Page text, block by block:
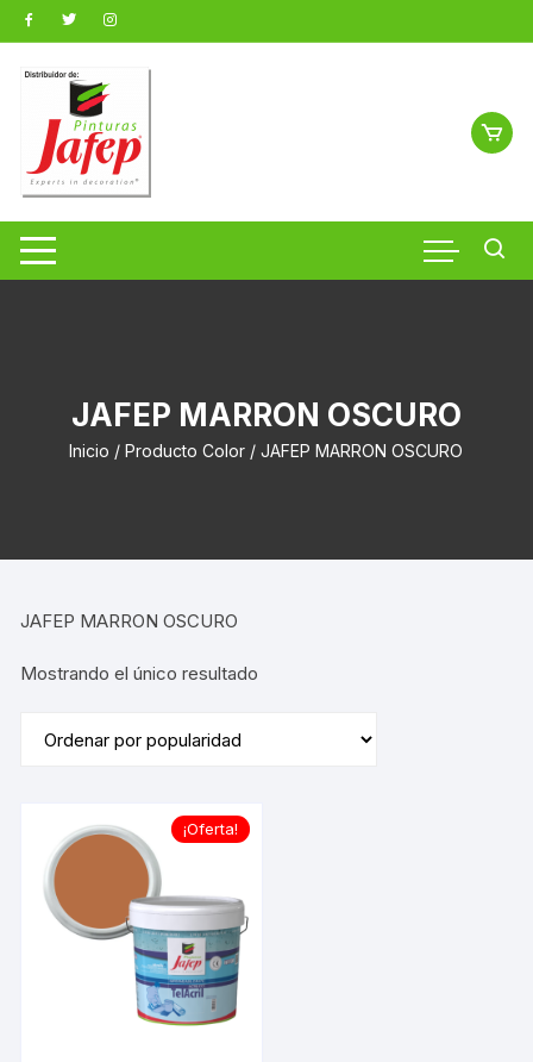
Saltar
al
contenido
JAFEP MARRON OSCURO
Inicio / Producto Color / JAFEP MARRON OSCURO
JAFEP MARRON OSCURO
Mostrando el único resultado
¡Oferta!